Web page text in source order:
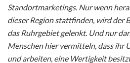
Standortmarketings. Nur wenn
dieser Region stattfinden, wird der
das Ruhrgebiet gelenkt. Und nur
Menschen hier vermitteln, dass ihr
und arbeiten, eine Wertigkeit